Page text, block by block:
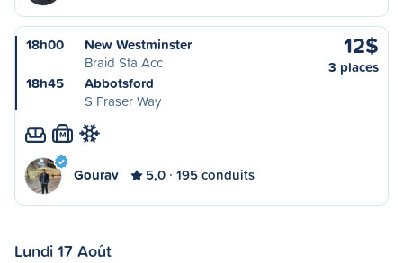
18h00
New Westminster
Braid Sta Acc
18h45
Abbotsford
S Fraser Way
12$
3 places
M
Gourav 5,0 195 conduits
Lundi 17 Août